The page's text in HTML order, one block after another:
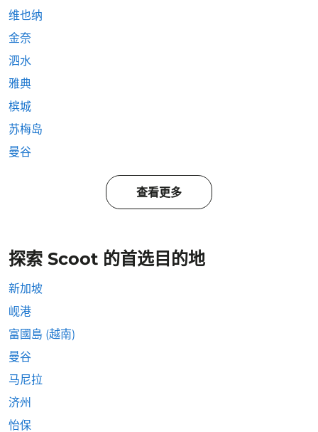
维也纳
金奈
泗水
雅典
槟城
苏梅岛
曼谷
查看更多
探索 Scoot 的首选目的地
新加坡
岘港
富國島 (越南)
曼谷
马尼拉
济州
怡保